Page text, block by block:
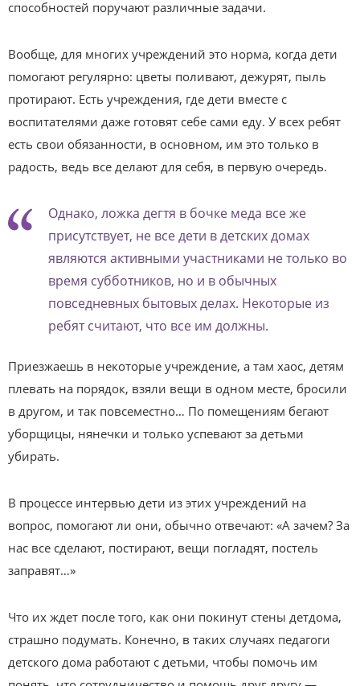
способностей поручают различные задачи.
Вообще, для многих учреждений это норма, когда дети
помогают регулярно: цветы поливают, дежурят, пыль
протирают. Есть учреждения, где дети вместе с
воспитателями даже готовят себе сами еду. У всех ребят
есть свои обязанности, в основном, им это только в
радость, ведь все делают для себя, в первую очередь.
Однако, ложка дегтя в бочке меда все же
присутствует, не все дети в детских домах
являются активными участниками не только во
время субботников, но и в обычных
повседневных бытовых делах. Некоторые из
ребят считают, что все им должны.
Приезжаешь в некоторые учреждение, а там хаос, детям
плевать на порядок, взяли вещи в одном месте, бросили
в другом, и так повсеместно… По помещениям бегают
уборщицы, нянечки и только успевают за детьми
убирать.
В процессе интервью дети из этих учреждений на
вопрос, помогают ли они, обычно отвечают: «А зачем? За
нас все сделают, постирают, вещи погладят, постель
заправят…»
Что их ждет после того, как они покинут стены детдома,
страшно подумать. Конечно, в таких случаях педагоги
детского дома работают с детьми, чтобы помочь им